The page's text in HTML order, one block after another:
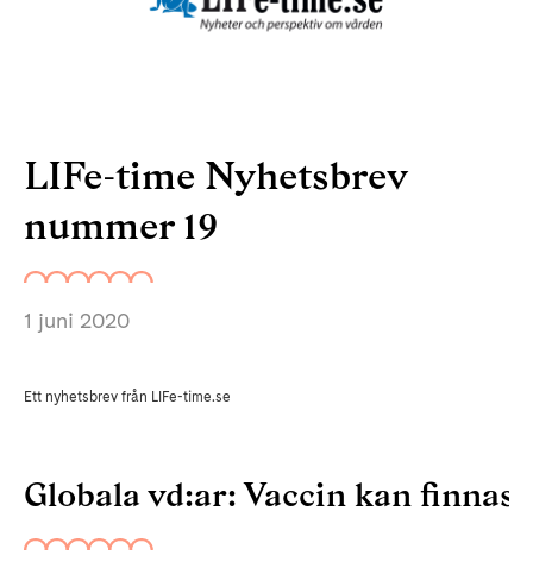
LIFe-time Nyhetsbrev
nummer 19
1 juni 2020
Ett nyhetsbrev från LIFe-time.se
Globala vd:ar: Vaccin kan